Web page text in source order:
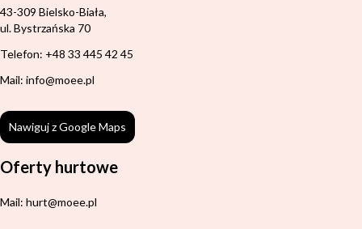
Adres:
43-309 Bielsko-Biała,
ul. Bystrzańska 70
Telefon: +48 33 445 42 45
Mail: info@moee.pl
Nawiguj z Google Maps
Oferty hurtowe
Mail: hurt@moee.pl